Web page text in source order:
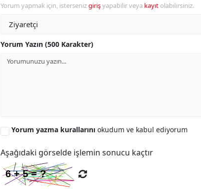
Yorum yapmak için, istersenizgirişyapabilir veya kayıt olabilirsiniz.
Yorum Yazın (500 Karakter)
Yorum yazma kurallarını okudum ve kabul ediyorum
Aşağıdaki görselde işlemin sonucu kaçtır